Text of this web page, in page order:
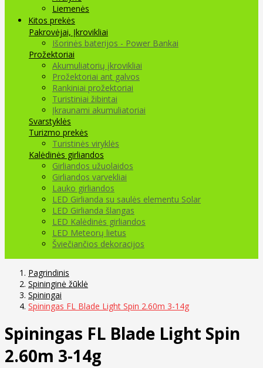
Liemenės
Kitos prekės
Pakrovėjai, Įkrovikliai
Išorinės baterijos - Power Bankai
Prožektoriai
Akumuliatorių įkrovikliai
Prožektoriai ant galvos
Rankiniai prožektoriai
Turistiniai žibintai
Įkraunami akumuliatoriai
Svarstyklės
Turizmo prekės
Turistinės viryklės
Kalėdinės girliandos
Girliandos užuolaidos
Girliandos varvekliai
Lauko girliandos
LED Girlianda su saulės elementu Solar
LED Girlianda šlangas
LED Kalėdinės girliandos
LED Meteorų lietus
Šviečiančios dekoracijos
Pagrindinis
Spininginė žūklė
Spiningai
Spiningas FL Blade Light Spin 2.60m 3-14g
Spiningas FL Blade Light Spin
2.60m 3-14g